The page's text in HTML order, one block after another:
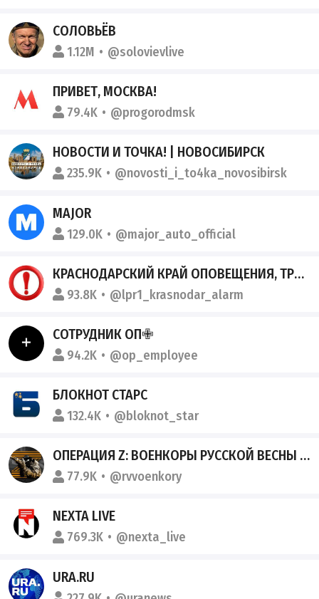
СОЛОВЬЁВ
1.12M @solovievlive
ПРИВЕТ, МОСКВА!
79.4K @progorodmsk
НОВОСТИ И ТОЧКА! | НОВОСИБИРСК
235.9K @novosti_i_to4ka_novosibirsk
MAJOR
129.0K @major_auto_official
КРАСНОДАРСКИЙ КРАЙ ОПОВЕЩЕНИЯ, ТРЕВОГИ
93.8K @lpr1_krasnodar_alarm
СОТРУДНИК ОП✙
94.2K @op_employee
БЛОКНОТ СТАРС
132.4K @bloknot_star
ОПЕРАЦИЯ Z: ВОЕНКОРЫ РУССКОЙ ВЕСНЫ - РЕЗЕРВ
77.9K @rvvoenkory
NEXTA LIVE
769.3K @nexta_live
URA.RU